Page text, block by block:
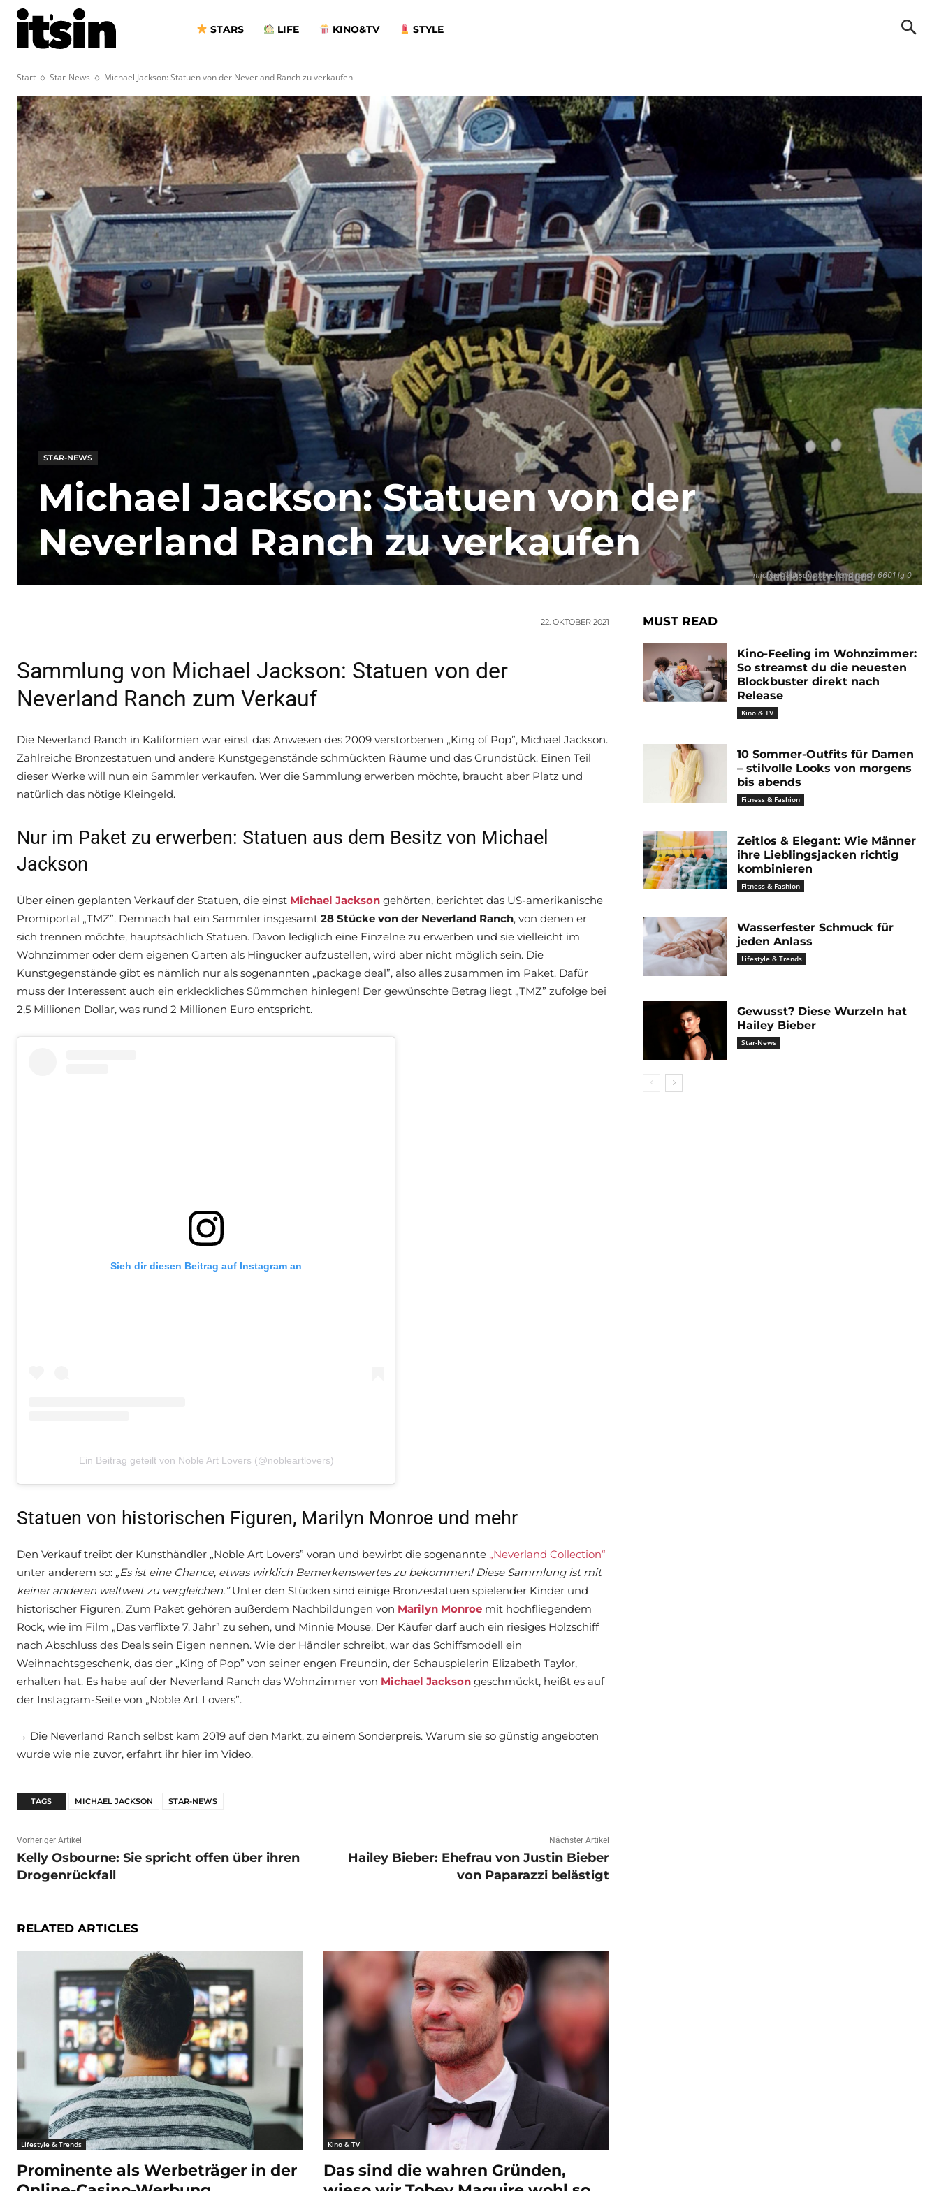
STARS LIFE KINO&TV STYLE
Start Star-News Michael Jackson: Statuen von der Neverland Ranch zu verkaufen
michael jacksons neverland ranch 6601 lg 0
STAR-NEWS
Michael Jackson: Statuen von der
Neverland Ranch zu verkaufen
22. OKTOBER 2021
Sammlung von Michael Jackson: Statuen von der
Neverland Ranch zum Verkauf
Die Neverland Ranch in Kalifornien war einst das Anwesen des 2009 verstorbenen „King of Pop”, Michael Jackson.
Zahlreiche Bronzestatuen und andere Kunstgegenstände schmückten Räume und das Grundstück. Einen Teil
dieser Werke will nun ein Sammler verkaufen. Wer die Sammlung erwerben möchte, braucht aber Platz und
natürlich das nötige Kleingeld.
Nur im Paket zu erwerben: Statuen aus dem Besitz von Michael
Jackson
Über einen geplanten Verkauf der Statuen, die einst Michael Jackson gehörten, berichtet das US-amerikanische
Promiportal „TMZ”. Demnach hat ein Sammler insgesamt 28 Stücke von der Neverland Ranch, von denen er
sich trennen möchte, hauptsächlich Statuen. Davon lediglich eine Einzelne zu erwerben und sie vielleicht im
Wohnzimmer oder dem eigenen Garten als Hingucker aufzustellen, wird aber nicht möglich sein. Die
Kunstgegenstände gibt es nämlich nur als sogenannten „package deal”, also alles zusammen im Paket. Dafür
muss der Interessent auch ein erkleckliches Sümmchen hinlegen! Der gewünschte Betrag liegt „TMZ” zufolge bei
2,5 Millionen Dollar, was rund 2 Millionen Euro entspricht.
Sieh dir diesen Beitrag auf Instagram an
Ein Beitrag geteilt von Noble Art Lovers (@nobleartlovers)
Statuen von historischen Figuren, Marilyn Monroe und mehr
Den Verkauf treibt der Kunsthändler „Noble Art Lovers” voran und bewirbt die sogenannte „Neverland Collection“
unter anderem so: „Es ist eine Chance, etwas wirklich Bemerkenswertes zu bekommen! Diese Sammlung ist mit
keiner anderen weltweit zu vergleichen.”Unter den Stücken sind einige Bronzestatuen spielender Kinder und
historischer Figuren. Zum Paket gehören außerdem Nachbildungen von Marilyn Monroe mit hochfliegendem
Rock, wie im Film „Das verflixte 7. Jahr” zu sehen, und Minnie Mouse. Der Käufer darf auch ein riesiges Holzschiff
nach Abschluss des Deals sein Eigen nennen. Wie der Händler schreibt, war das Schiffsmodell ein
Weihnachtsgeschenk, das der „King of Pop” von seiner engen Freundin, der Schauspielerin Elizabeth Taylor,
erhalten hat. Es habe auf der Neverland Ranch das Wohnzimmer von Michael Jackson geschmückt, heißt es auf
der Instagram-Seite von „Noble Art Lovers”.
→ Die Neverland Ranch selbst kam 2019 auf den Markt, zu einem Sonderpreis. Warum sie so günstig angeboten
wurde wie nie zuvor, erfahrt ihr hier im Video.
TAGS MICHAEL JACKSON STAR-NEWS
Vorheriger Artikel
Kelly Osbourne: Sie spricht offen über ihren
Drogenrückfall
Nächster Artikel
Hailey Bieber: Ehefrau von Justin Bieber
von Paparazzi belästigt
RELATED ARTICLES
Lifestyle & Trends
Prominente als Werbeträger in der
Kino & TV
Das sind die wahren Gründen,
MUST READ
Kino-Feeling im Wohnzimmer:
So streamst du die neuesten
Blockbuster direkt nach
Release
Kino & TV
10 Sommer-Outfits für Damen
– stilvolle Looks von morgens
bis abends
Fitness & Fashion
Zeitlos & Elegant: Wie Männer
ihre Lieblingsjacken richtig
kombinieren
Fitness & Fashion
Wasserfester Schmuck für
jeden Anlass
Lifestyle & Trends
Gewusst? Diese Wurzeln hat
Hailey Bieber
Star-News